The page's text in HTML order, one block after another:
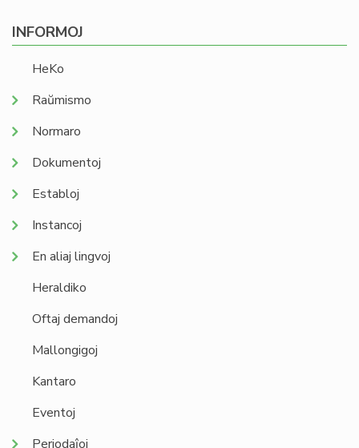
INFORMOJ
HeKo
Raŭmismo
Normaro
Dokumentoj
Establoj
Instancoj
En aliaj lingvoj
Heraldiko
Oftaj demandoj
Mallongigoj
Kantaro
Eventoj
Periodaĵoj